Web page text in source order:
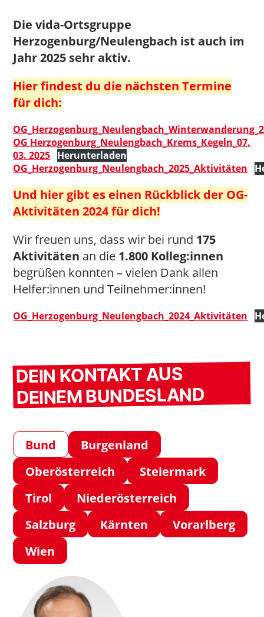
Die vida-Ortsgruppe
Herzogenburg/Neulengbach ist auch im
Jahr 2025 sehr aktiv.
Hier findest du die nächsten Termine
für dich:
OG Herzogenburg_Neulengbach_Krems_Kegeln_07.
03. 2025 Herunterladen
OG_Herzogenburg_Neulengbach_2025_Aktivitäten
Und hier gibt es einen Rückblick der OG-
Aktivitäten 2024 für dich!
Wir freuen uns, dass wir bei rund 175
Aktivitäten an die 1.800 Kolleg:innen
begrüßen konnten – vielen Dank allen
Helfer:innen und Teilnehmer:innen!
OG_Herzogenburg_Neulengbach_2024_Aktivitäten
DEIN KONTAKT AUS
DEINEM BUNDESLAND
Bund
Burgenland
Oberösterreich
Steiermark
Tirol
Niederösterreich
Salzburg
Kärnten
Vorarlberg
Wien